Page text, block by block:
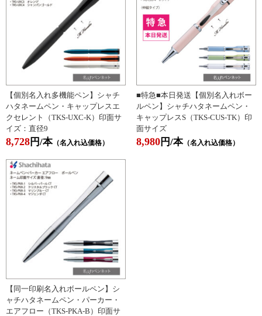
【個別名入れ多機能ペン】シャチ
ハタネームペン・キャップレスエ
クセレント（TKS-UXC-K）印面サ
イズ：直径9
8,728円/本（名入れ込価格）
■特急■本日発送【個別名入れボー
ルペン】シャチハタネームペン・
キャップレスS（TKS-CUS-TK）印
面サイズ
8,980円/本（名入れ込価格）
【同一印刷名入れボールペン】シ
ャチハタネームペン・パーカー・
エアフロー（TKS-PKA-B）印面サ